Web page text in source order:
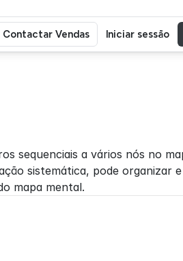
sequenciais a vários nós no
sistemática, pode organizar
mapa mental.
Contactar Vendas Iniciar sessão